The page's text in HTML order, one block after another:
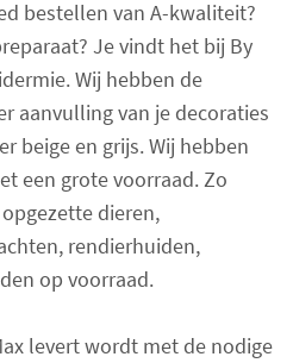
bestellen van A-kwaliteit?
Je vindt het bij By
Wij hebben de
aanvulling van je decoraties
beige en grijs. Wij hebben
een grote voorraad. Zo
dieren,
rendierhuiden,
op voorraad.
levert wordt met de nodige